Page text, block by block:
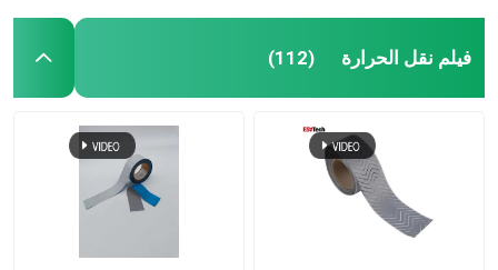
فيلم نقل الحرارة (112)